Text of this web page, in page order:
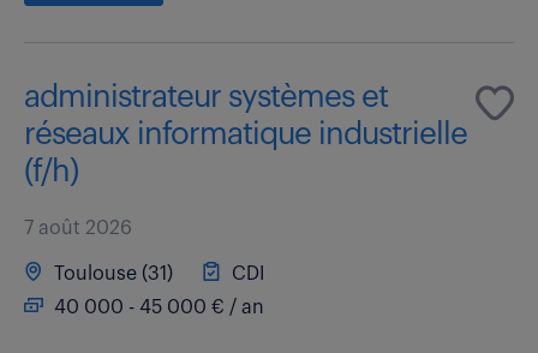
administrateur systèmes et
réseaux informatique industrielle
(f/h)
7 août 2026
Toulouse (31)
CDI
40 000 - 45 000 € / an